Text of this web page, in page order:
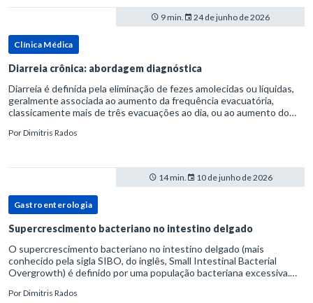
9 min. 24 de junho de 2026
Clínica Médica
Diarreia crônica: abordagem diagnóstica
Diarreia é definida pela eliminação de fezes amolecidas ou líquidas,
geralmente associada ao aumento da frequência evacuatória,
classicamente mais de três evacuações ao dia, ou ao aumento do
PorDimitris Rados
14 min. 10 de junho de 2026
Gastroenterologia
Supercrescimento bacteriano no intestino delgado
O supercrescimento bacteriano no intestino delgado (mais
conhecido pela sigla SIBO, do inglês, Small Intestinal Bacterial
Overgrowth) é definido por uma população bacteriana excessiva.
PorDimitris Rados